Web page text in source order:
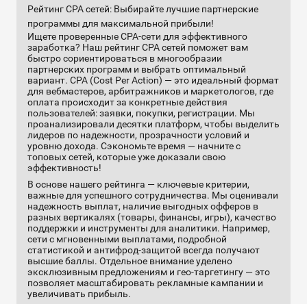
Рейтинг CPA сетей: Выбирайте лучшие партнерские
программы для максимальной прибыли!
Ищете проверенные CPA-сети для эффективного
заработка? Наш рейтинг CPA сетей поможет вам
быстро сориентироваться в многообразии
партнерских программ и выбрать оптимальный
вариант. CPA (Cost Per Action) — это идеальный формат
для вебмастеров, арбитражников и маркетологов, где
оплата происходит за конкретные действия
пользователей: заявки, покупки, регистрации. Мы
проанализировали десятки платформ, чтобы выделить
лидеров по надежности, прозрачности условий и
уровню дохода. Сэкономьте время — начните с
топовых сетей, которые уже доказали свою
эффективность!
В основе нашего рейтинга — ключевые критерии,
важные для успешного сотрудничества. Мы оценивали
надежность выплат, наличие выгодных офферов в
разных вертикалях (товары, финансы, игры), качество
поддержки и инструменты для аналитики. Например,
сети с мгновенными выплатами, подробной
статистикой и антифрод-защитой всегда получают
высшие баллы. Отдельное внимание уделено
эксклюзивным предложениям и гео-таргетингу — это
позволяет масштабировать рекламные кампании и
увеличивать прибыль.